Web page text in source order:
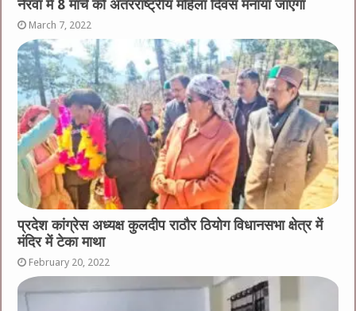
नेरवा में 8 मार्च को अंतरराष्ट्रीय महिला दिवस मनाया जाएगा
March 7, 2022
प्रदेश कांग्रेस अध्यक्ष कुलदीप राठौर ठियोग विधानसभा क्षेत्र में
मंदिर में टेका माथा
February 20, 2022